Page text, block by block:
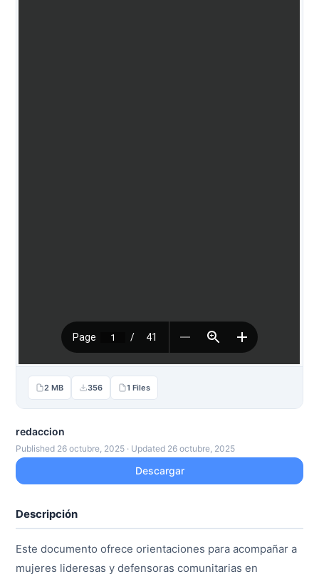
2 MB 356 1 Files
redaccion
Published 26 octubre, 2025 · Updated 26 octubre, 2025
Descargar
Descripción
Este documento ofrece orientaciones para acompañar a
mujeres lideresas y defensoras comunitarias en